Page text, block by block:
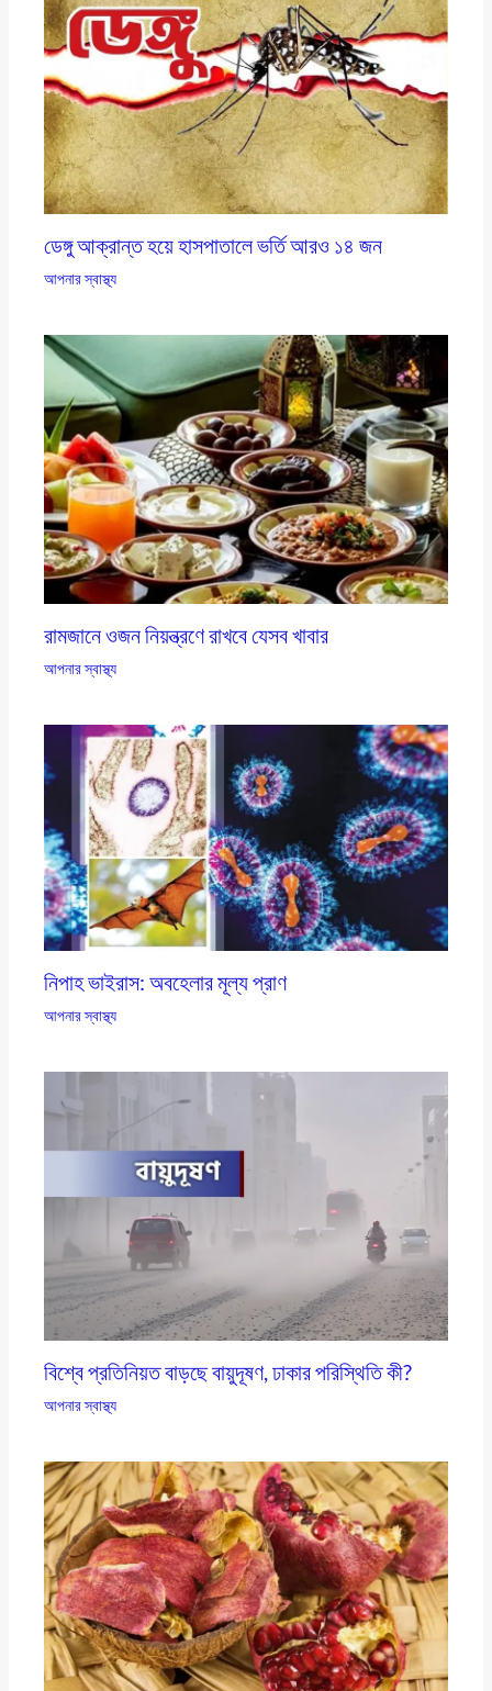
ডেঙ্গু আক্রান্ত হয়ে হাসপাতালে ভর্তি আরও ১৪ জন
আপনার স্বাস্থ্য
রামজানে ওজন নিয়ন্ত্রণে রাখবে যেসব খাবার
আপনার স্বাস্থ্য
নিপাহ ভাইরাস: অবহেলার মূল্য প্রাণ
আপনার স্বাস্থ্য
বিশ্বে প্রতিনিয়ত বাড়ছে বায়ুদূষণ, ঢাকার পরিস্থিতি কী?
আপনার স্বাস্থ্য